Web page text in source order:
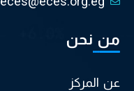
من نحن
عن المركز